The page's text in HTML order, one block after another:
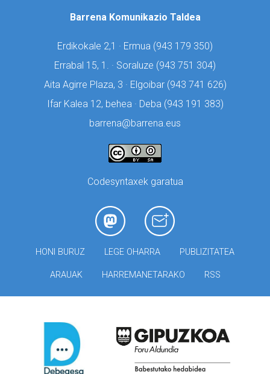
Barrena Komunikazio Taldea
Erdikokale 2,1 · Ermua (943 179 350)
Errabal 15, 1. · Soraluze (943 751 304)
Aita Agirre Plaza, 3 · Elgoibar (943 741 626)
Ifar Kalea 12, behea · Deba (943 191 383)
barrena@barrena.eus
Codesyntaxek garatua
HONI BURUZ LEGE OHARRA PUBLIZITATEA
ARAUAK HARREMANETARAKO RSS